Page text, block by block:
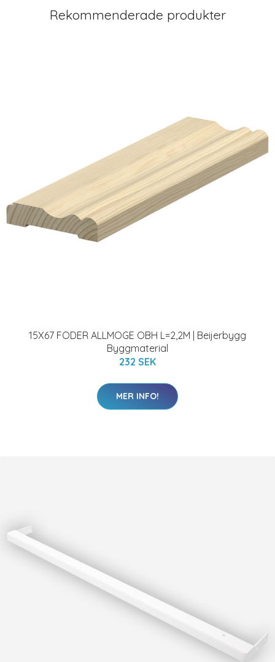
Rekommenderade produkter
15X67 FODER ALLMOGE OBH L=2,2M | Beijerbygg
Byggmaterial
232 SEK
MER INFO!